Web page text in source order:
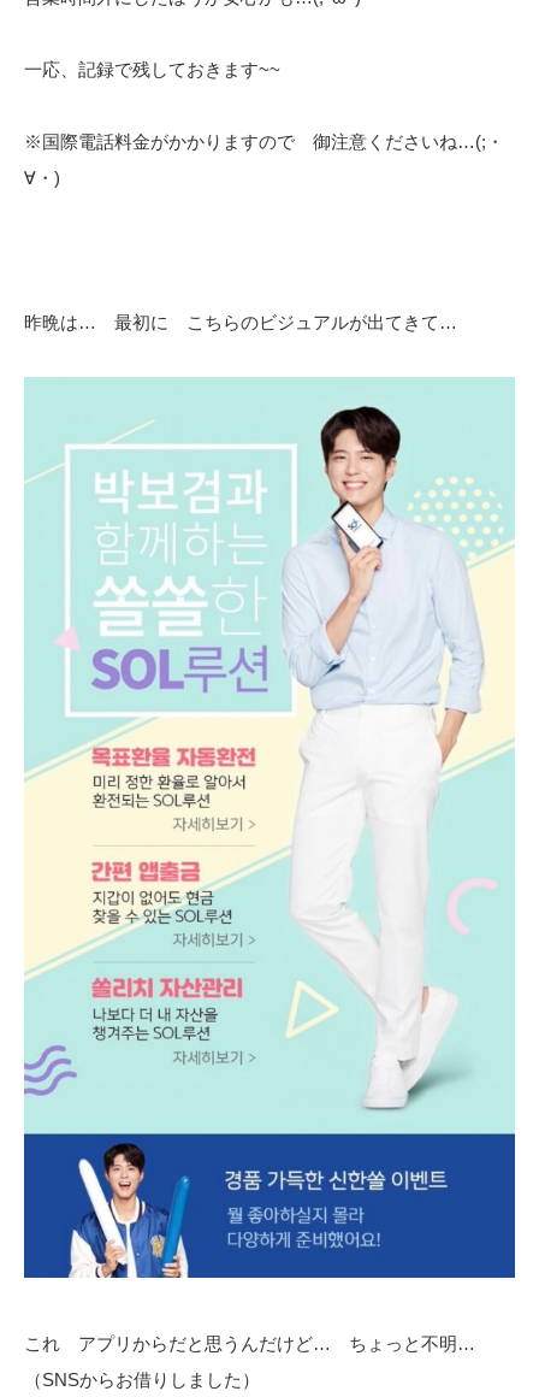
一応、記録で残しておきます~~
※国際電話料金がかかりますので 御注意くださいね…(;・
∀・)
昨晩は… 最初に こちらのビジュアルが出てきて…
これ アプリからだと思うんだけど… ちょっと不明…
（SNSからお借りしました）